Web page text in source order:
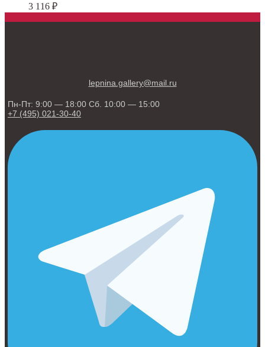
3 116 ₽
lepnina.gallery@mail.ru
Пн-Пт: 9:00 — 18:00 Сб. 10:00 — 15:00
+7 (495) 021-30-40